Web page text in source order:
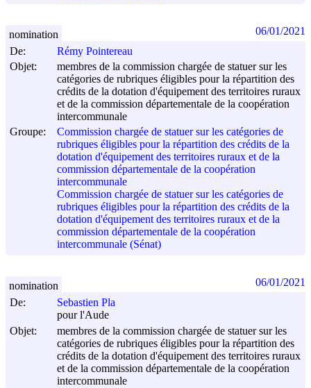
De:
Rémy Pointereau
Objet:
membres de la commission chargée de statuer sur les
catégories de rubriques éligibles pour la répartition des
crédits de la dotation d'équipement des territoires ruraux
et de la commission départementale de la coopération
intercommunale
Groupe:
Commission chargée de statuer sur les catégories de
rubriques éligibles pour la répartition des crédits de la
dotation d'équipement des territoires ruraux et de la
commission départementale de la coopération
intercommunale
Commission chargée de statuer sur les catégories de
rubriques éligibles pour la répartition des crédits de la
dotation d'équipement des territoires ruraux et de la
commission départementale de la coopération
intercommunale (Sénat)
nomination 06/01/2021
De:
Sebastien Pla
pour l'Aude
Objet:
membres de la commission chargée de statuer sur les
catégories de rubriques éligibles pour la répartition des
crédits de la dotation d'équipement des territoires ruraux
et de la commission départementale de la coopération
intercommunale
nomination 06/01/2021